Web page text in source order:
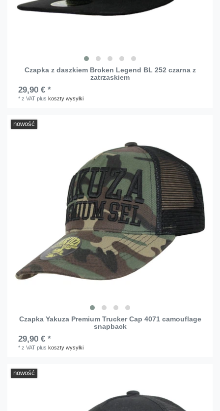
Czapka z daszkiem Broken Legend BL 252 czarna z
zatrzaskiem
29,90 € *
*z VAT pluskoszty wysyłki
nowość
Czapka Yakuza Premium Trucker Cap 4071 camouflage
snapback
29,90 € *
*z VAT pluskoszty wysyłki
nowość